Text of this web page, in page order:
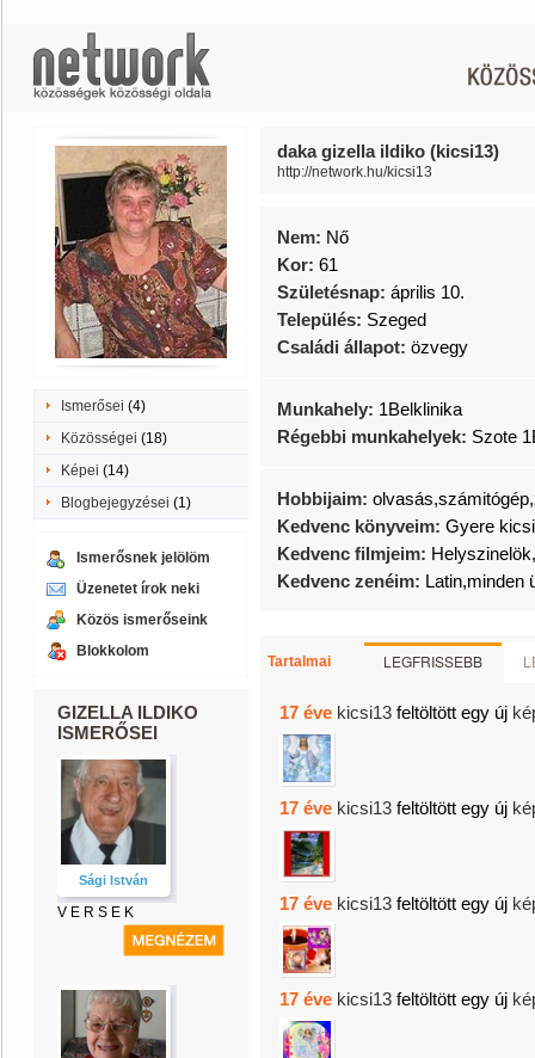
Ismerősei (4)
Közösségei (18)
Képei (14)
Blogbejegyzései (1)
Ismerősnek jelölöm
Üzenetet írok neki
Közös ismerőseink
Blokkolom
GIZELLA ILDIKO
ISMERŐSEI
Sági István
V E R S E K
daka gizella ildiko (kicsi13)
http://network.hu/kicsi13
Nem: Nő
Kor: 61
Születésnap: április 10.
Település: Szeged
Családi állapot: özvegy
Munkahely: 1Belklinika
Régebbi munkahelyek: Szote
Hobbijaim:
Kedvenc könyveim: Gyere
Kedvenc filmjeim:
Kedvenc zenéim: Latin,minden
Tartalmai LEGFRISSEBB
17 éve kicsi13 feltöltött egy új
17 éve kicsi13 feltöltött egy új
17 éve kicsi13 feltöltött egy új
17 éve kicsi13 feltöltött egy új